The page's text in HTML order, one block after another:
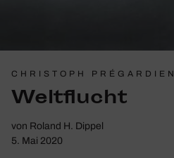
CHRISTOPH PRÉGARDIEN
Welt­flucht
von Roland H. Dippel
5. Mai 2020